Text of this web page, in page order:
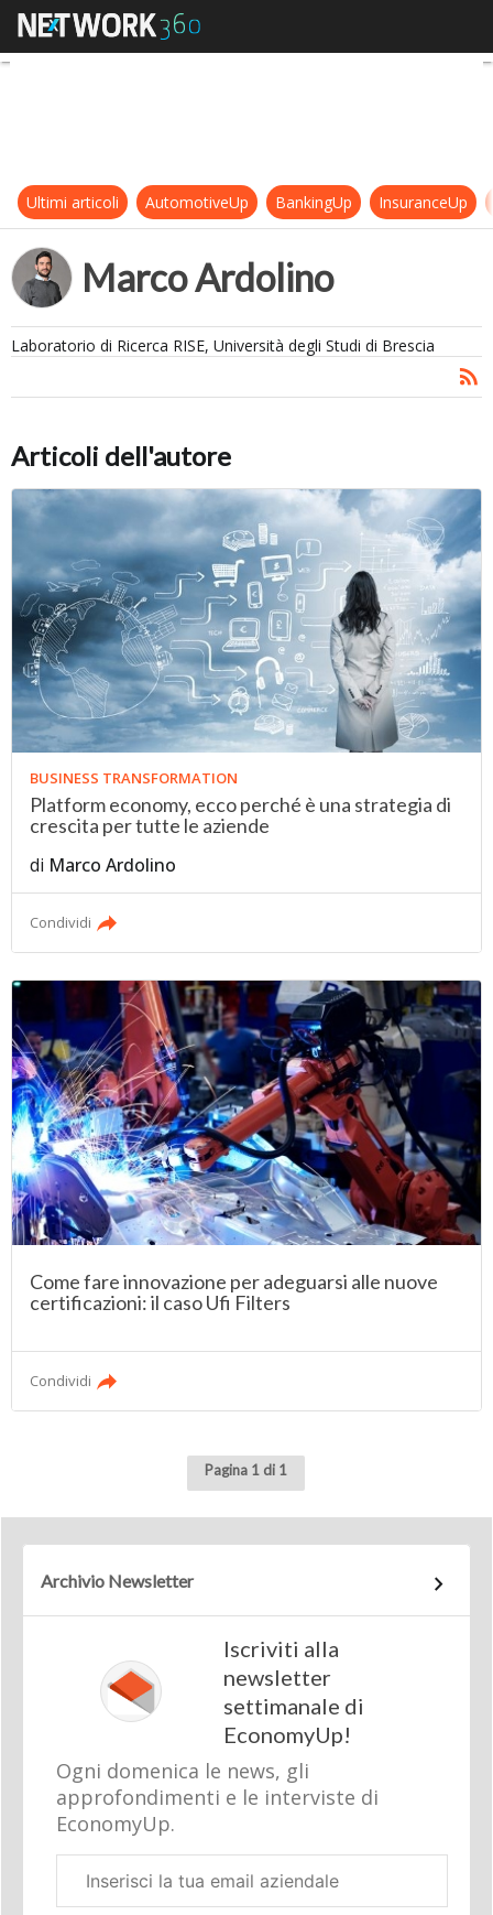
Marco Ardolino
Ultimi articoli AutomotiveUp BankingUp InsuranceUp
Marco Ardolino
Laboratorio di Ricerca RISE, Università degli Studi di Brescia
Articoli dell'autore
BUSINESS TRANSFORMATION
Platform economy, ecco perché è una strategia di
crescita per tutte le aziende
di Marco Ardolino
Condividi
Come fare innovazione per adeguarsi alle nuove
certificazioni: il caso Ufi Filters
Condividi
Pagina 1 di 1
Archivio Newsletter
Iscriviti alla
newsletter
settimanale di
EconomyUp!
Ogni domenica le news, gli
approfondimenti e le interviste di
EconomyUp.
aziendale